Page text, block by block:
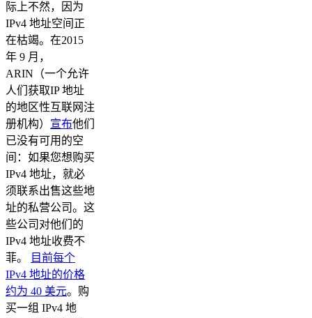
际上不然，因为
IPv4 地址空间正
在枯竭。在2015
年 9 月，
ARIN（一个允许
人们获取IP 地址
的地区性互联网注
册机构） 宣布他们
已没有可用的空
间：如果您想购买
IPv4 地址，就必
须联系出售这些地
址的私营公司。这
些公司对他们的
IPv4 地址收费不
菲。
目前每个
IPv4 地址的价格
约为 40 美元。购
买一组 IPv4 地